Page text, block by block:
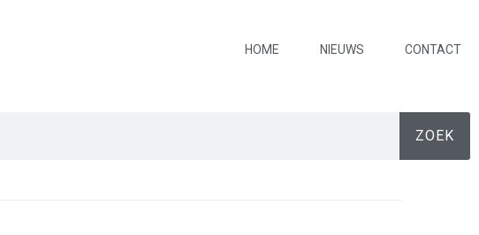
HOME NIEUWS CONTACT
ZOEK